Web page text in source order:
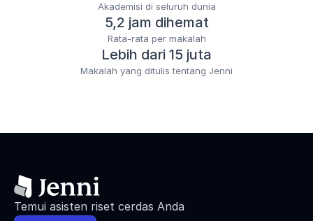
Akademisi di seluruh dunia
5,2 jam dihemat
Rata-rata per makalah
Lebih dari 15 juta
Makalah yang ditulis tentang Jenni
Temui asisten riset cerdas Anda